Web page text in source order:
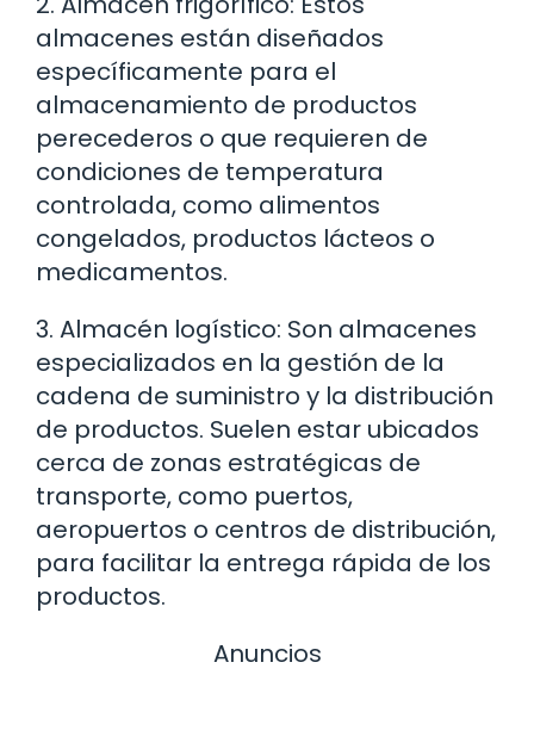
almacenes están diseñados
específicamente para el
almacenamiento de productos
perecederos o que requieren de
condiciones de temperatura
controlada, como alimentos
congelados, productos lácteos o
medicamentos.
3. Almacén logístico: Son almacenes
especializados en la gestión de la
cadena de suministro y la distribución
de productos. Suelen estar ubicados
cerca de zonas estratégicas de
transporte, como puertos,
aeropuertos o centros de distribución,
para facilitar la entrega rápida de los
productos.
Anuncios